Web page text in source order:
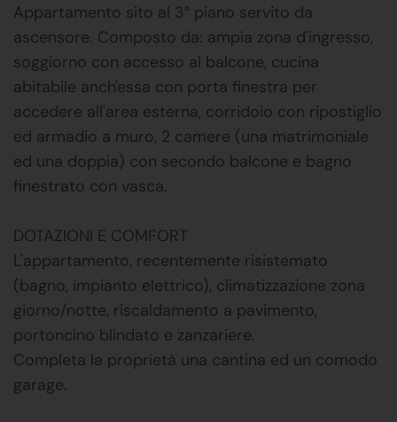
Appartamento sito al 3° piano servito da
ascensore. Composto da: ampia zona d'ingresso,
soggiorno con accesso al balcone, cucina
abitabile anch'essa con porta finestra per
accedere all'area esterna, corridoio con ripostiglio
ed armadio a muro, 2 camere (una matrimoniale
ed una doppia) con secondo balcone e bagno
finestrato con vasca.
DOTAZIONI E COMFORT
L'appartamento, recentemente risistemato
(bagno, impianto elettrico), climatizzazione zona
giorno/notte, riscaldamento a pavimento,
portoncino blindato e zanzariere.
Completa la proprietà una cantina ed un comodo
garage.